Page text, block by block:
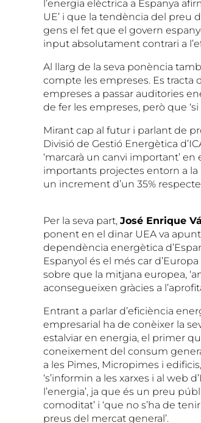
l’energia elèctrica a Espanya
UE’ i que la tendència del preu
gens el fet que el govern
input absolutament contrari a
Al llarg de la seva ponència
compte les empreses. Es tracta
empreses a passar auditories
de fer les empreses, però que
Mirant cap al futur i parlant de
Divisió de Gestió Energètica
‘marcarà un canvi important’ en
importants projectes entorn a
un increment d’un 35% respecte
Per la seva part, José Enrique
ponent en el dinar UEA va
dependència energètica
Espanyol és el més car
sobre que la mitjana europea,
aconsegueixen gràcies a
Entrant a parlar d’eficiència
empresarial ha de conèixer la
estalviar en energia, el primer
coneixement del consum
a les Pimes, Micropimes i
‘s’informin a les xarxes i al web
l’energia’, ja que és un preu
comoditat’ i ‘que no s’ha de
preus del mercat general’.